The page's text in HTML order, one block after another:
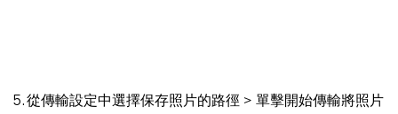
5. 從傳輸設定中選擇保存照片的路徑 > 單擊開始傳輸將照片